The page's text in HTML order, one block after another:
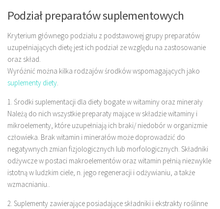
Podział preparatów suplementowych
Kryterium głównego podziału z podstawowej grupy preparatów
uzupełniających dietę jest ich podział ze względu na zastosowanie
oraz skład.
Wyróżnić można kilka rodzajów środków wspomagających jako
suplementy diety
1. Środki suplementacji dla diety bogate w witaminy oraz minerały
Należą do nich wszystkie preparaty mające w składzie witaminy i
mikroelementy, które uzupełniają ich braki/ niedobór w organizmie
człowieka. Brak witamin i minerałów może doprowadzić do
negatywnych zmian fizjologicznych lub morfologicznych. Składniki
odżywcze w postaci makroelementów oraz witamin pełnią niezwykle
istotną w ludzkim ciele, n. jego regeneracji i odżywianiu, a także
wzmacnianiu..
2. Suplementy zawierające posiadające składniki i ekstrakty roślinne